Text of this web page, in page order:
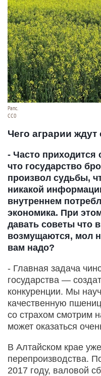
Рапс.
СС0
Чего аграрии ждут
- Часто приходится
что государство
произвол судьбы,
никакой
внутреннем
экономика. При
давать советы
возмущаются, мол
вам надо?
- Главная задача
государства —
конкуренции. Мы
качественную
со страхом смотрим
может оказаться
В Алтайском крае
перепроизводства.
2017 году, валовой